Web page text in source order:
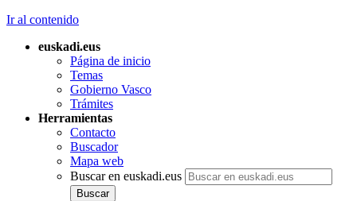
Ir al contenido
euskadi.eus
Página de inicio
Temas
Gobierno Vasco
Trámites
Herramientas
Contacto
Buscador
Mapa web
Buscar en euskadi.eus